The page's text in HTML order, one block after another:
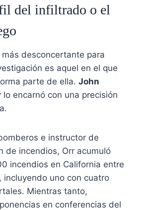
del infiltrado o el
más desconcertante para
es aquel en el que
parte de ella. John
lo encarnó con una precisión
e instructor de
de incendios, Orr acumuló
incendios en California entre
incluyendo uno con cuatro
Mientras tanto,
en conferencias del